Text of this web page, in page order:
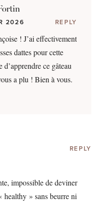
2026 REPLY
! J’ai effectivement
dattes pour cette
d’apprendre ce gâteau
a plu ! Bien à vous.
REPLY
impossible de deviner
healthy » sans beurre ni